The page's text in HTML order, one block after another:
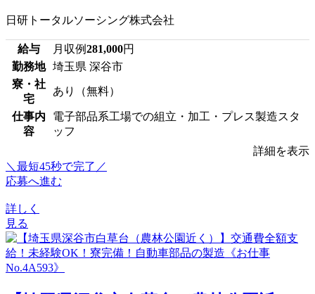
日研トータルソーシング株式会社
給与 月収例281,000円
勤務地 埼玉県 深谷市
寮・社
宅
あり（無料）
仕事内
容
電子部品系工場での組立・加工・プレス製造スタ
ッフ
詳細を表示
＼最短45秒で完了／
応募へ進む
詳しく
見る